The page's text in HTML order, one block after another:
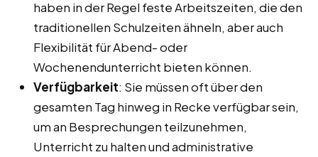
haben in der Regel feste Arbeitszeiten, die den
traditionellen Schulzeiten ähneln, aber auch
Flexibilität für Abend- oder
Wochenendunterricht bieten können.
Verfügbarkeit: Sie müssen oft über den
gesamten Tag hinweg in Recke verfügbar sein,
um an Besprechungen teilzunehmen,
Unterricht zu halten und administrative